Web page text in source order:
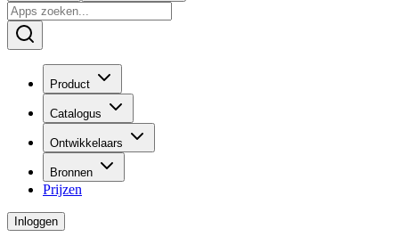
Product
Catalogus
Ontwikkelaars
Bronnen
Prijzen
Inloggen